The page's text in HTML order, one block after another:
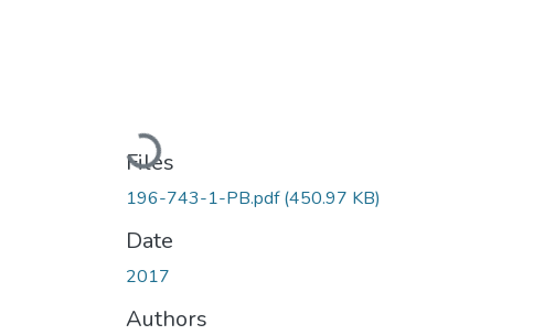
Loading...
Files
196-743-1-PB.pdf(450.97 KB)
Date
2017
Authors